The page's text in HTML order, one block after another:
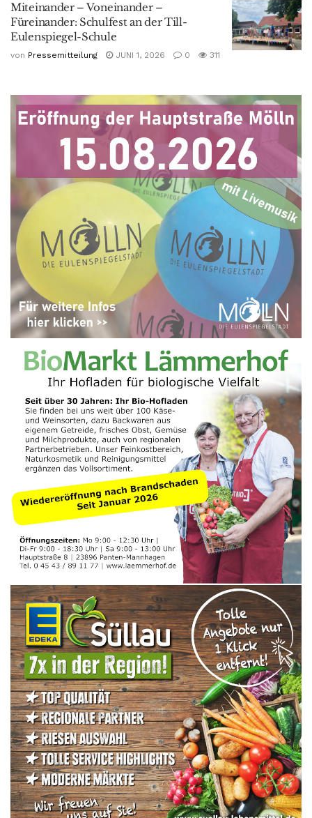
Miteinander – Voneinander –
Füreinander: Schulfest an der Till-
Eulenspiegel-Schule
von Pressemitteilung JUNI 1, 2026 0 311